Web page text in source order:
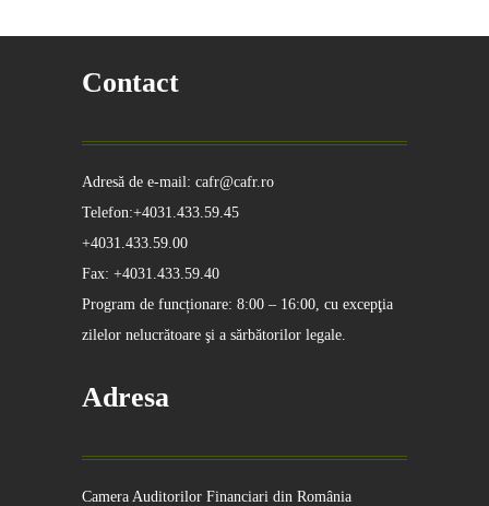
Contact
Adresă de e-mail: cafr@cafr.ro
Telefon:+4031.433.59.45
+4031.433.59.00
Fax: +4031.433.59.40
Program de funcționare: 8:00 – 16:00, cu excepţia
zilelor nelucrătoare şi a sărbătorilor legale.
Adresa
Camera Auditorilor Financiari din România